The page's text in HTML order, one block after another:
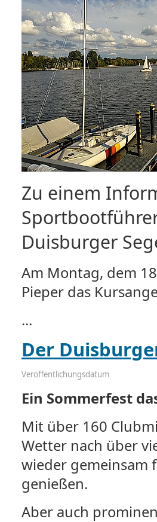
Zu einem
Duisburger
Am Montag, dem
Pieper das
...
Der
Veröffentlichungsdatum
Ein Sommerfest
Mit über 160
Wetter nach über
wieder gemeinsam
genießen.
Aber auch